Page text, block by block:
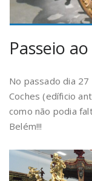
Passeio
No passado dia
Coches (edíficio
como não podia
Belém!!!